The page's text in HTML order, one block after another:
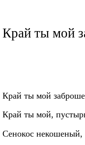
Край ты мой
Край ты мой
Край ты мой,
Сенокос некошеный,